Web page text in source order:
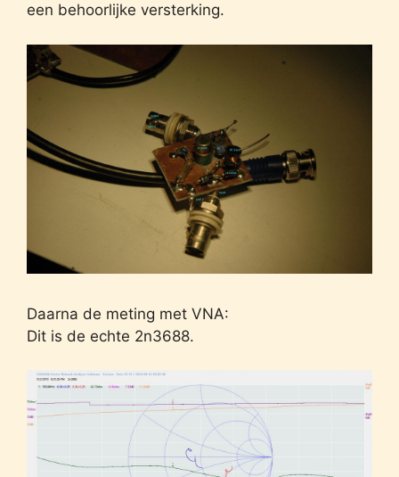
een behoorlijke versterking.
Daarna de meting met VNA:
Dit is de echte 2n3688.